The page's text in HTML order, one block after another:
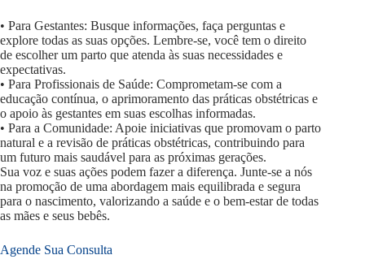
• Para Gestantes: Busque informações, faça perguntas e
explore todas as suas opções. Lembre-se, você tem o direito
de escolher um parto que atenda às suas necessidades e
expectativas.
• Para Profissionais de Saúde: Comprometam-se com a
educação contínua, o aprimoramento das práticas obstétricas e
o apoio às gestantes em suas escolhas informadas.
• Para a Comunidade: Apoie iniciativas que promovam o parto
natural e a revisão de práticas obstétricas, contribuindo para
um futuro mais saudável para as próximas gerações.
Sua voz e suas ações podem fazer a diferença. Junte-se a nós
na promoção de uma abordagem mais equilibrada e segura
para o nascimento, valorizando a saúde e o bem-estar de todas
as mães e seus bebês.
Agende Sua Consulta